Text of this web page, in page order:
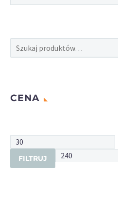
CENA
Cena
Cena
maks.
FILTRUJ